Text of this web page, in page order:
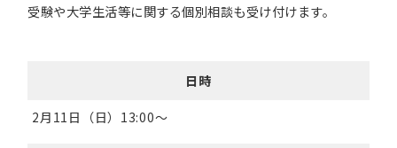
受験や大学生活等に関する個別相談も受け付けます。
日時
2月11日（日）13:00～